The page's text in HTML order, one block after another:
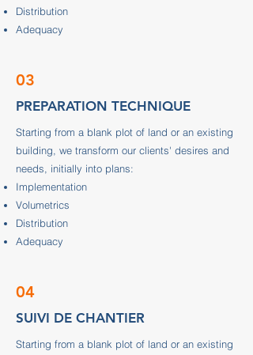
Distribution
Adequacy
03
PREPARATION TECHNIQUE
Starting from a blank plot of land or an existing
building, we transform our clients' desires and
needs, initially into plans:
Implementation
Volumetrics
Distribution
Adequacy
04
SUIVI DE CHANTIER
Starting from a blank plot of land or an existing